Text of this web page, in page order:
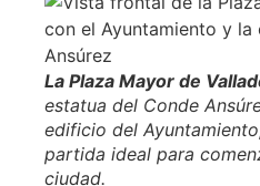
La Plaza Mayor de
estatua del Conde
edificio del
partida ideal para
ciudad.